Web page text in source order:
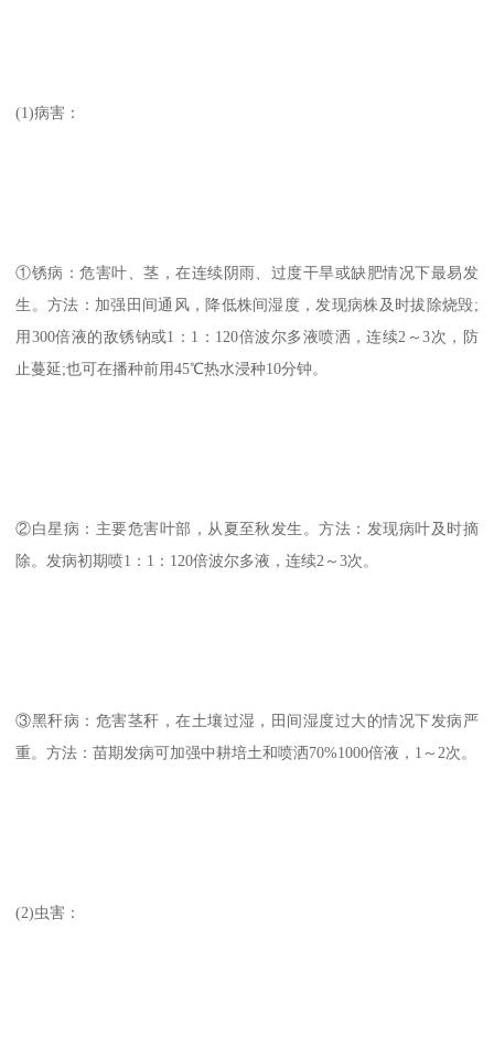
(1)病害：
①锈病：危害叶、茎，在连续阴雨、过度干旱或缺肥情况下最易发
生。方法：加强田间通风，降低株间湿度，发现病株及时拔除烧毁;
用300倍液的敌锈钠或1：1：120倍波尔多液喷洒，连续2～3次，防
止蔓延;也可在播种前用45℃热水浸种10分钟。
②白星病：主要危害叶部，从夏至秋发生。方法：发现病叶及时摘
除。发病初期喷1：1：120倍波尔多液，连续2～3次。
③黑秆病：危害茎秆，在土壤过湿，田间湿度过大的情况下发病严
重。方法：苗期发病可加强中耕培土和喷洒70%1000倍液，1～2次。
(2)虫害：